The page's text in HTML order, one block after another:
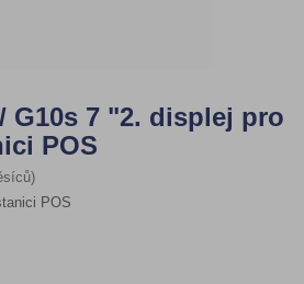
G10s 7 "2. displej pro
POS
POS